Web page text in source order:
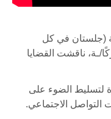
(جلستان في كل
ـة، ناقشت القضايا
لتسليط الضوء على
التواصل الاجتماعي.